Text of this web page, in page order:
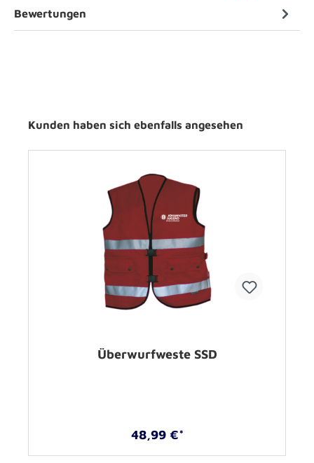
Bewertungen
Kunden haben sich ebenfalls angesehen
Überwurfweste SSD
48,99 €*